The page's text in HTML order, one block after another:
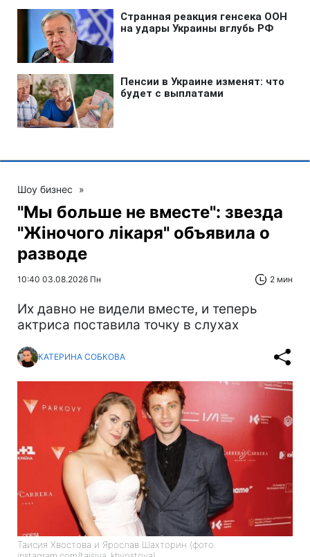
Шоу бизнес »
"Мы больше не вместе": звезда
"Жіночого лікаря" объявила о
разводе
10:40 03.08.2026 Пн 2 мин
Их давно не видели вместе, и теперь
актриса поставила точку в слухах
КАТЕРИНА СОБКОВА
Таисия Хвостова и Ярослав Шахторин (фото: